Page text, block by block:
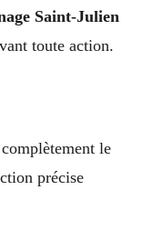
Saint-Julien
toute action.
le
précise